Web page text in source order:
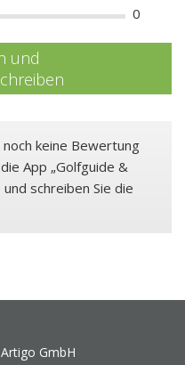
0
und
keine Bewertung
App „Golfguide &
und schreiben Sie die
Artigo GmbH